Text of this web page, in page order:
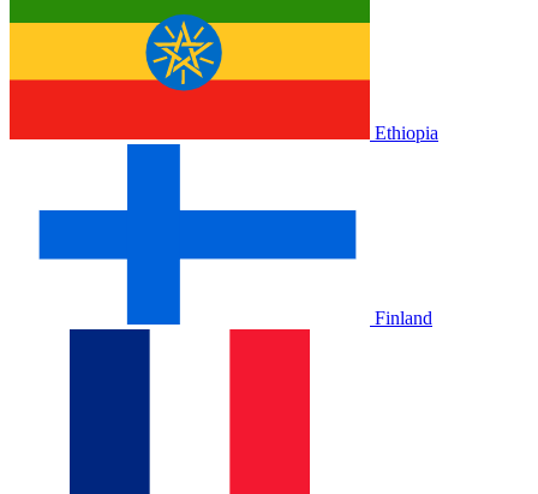
Ethiopia
Finland